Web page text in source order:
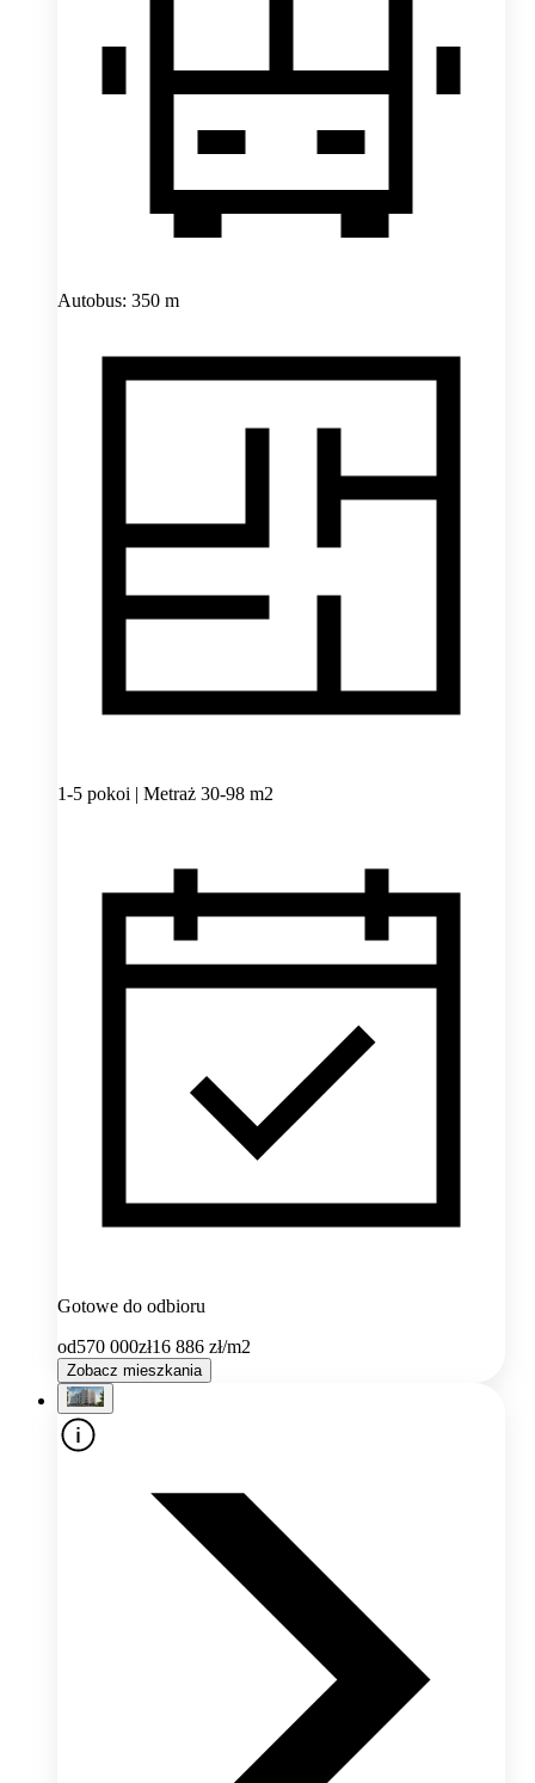
Autobus: 350 m
1-5 pokoi | Metraż 30-98 m2
Gotowe do odbioru
od570 000zł16 886 zł/m2
Zobacz mieszkania